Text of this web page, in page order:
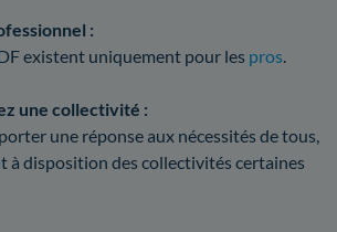
:
existent uniquement pour les pros.
une collectivité :
une réponse aux nécessités de tous,
à disposition des collectivités certaines